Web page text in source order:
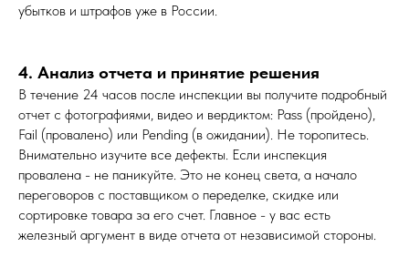
убытков и штрафов уже в России.
4. Анализ отчета и принятие решения
В течение 24 часов после инспекции вы получите подробный
отчет с фотографиями, видео и вердиктом: Pass (пройдено),
Fail (провалено) или Pending (в ожидании). Не торопитесь.
Внимательно изучите все дефекты. Если инспекция
провалена - не паникуйте. Это не конец света, а начало
переговоров с поставщиком о переделке, скидке или
сортировке товара за его счет. Главное - у вас есть
железный аргумент в виде отчета от независимой стороны.